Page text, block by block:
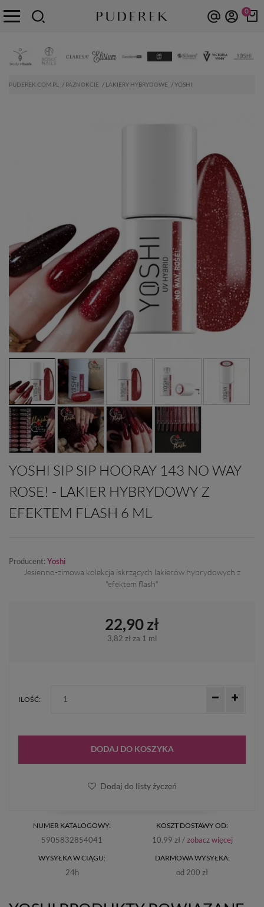
0
PUDEREK.COM.PL PAZNOKCIE LAKIERY HYBRYDOWE YOSHI
YOSHI SIP SIP HOORAY 143 NO WAY
ROSE! - LAKIER HYBRYDOWY Z
EFEKTEM FLASH 6 ML
Producent: Yoshi
Jesienno-zimowa kolekcja iskrzących lakierów hybrydowych z
"efektem flash"
NUMER KATALOGOWY:
5905832854041
WYSYŁKA W CIĄGU:
24h
KOSZT DOSTAWY OD:
10.99 zł /zobacz więcej
DARMOWA WYSYŁKA:
od 200 zł
22,90 zł
3,82 zł za 1 ml
ILOŚĆ:
DODAJ DO KOSZYKA
Dodaj do listy życzeń